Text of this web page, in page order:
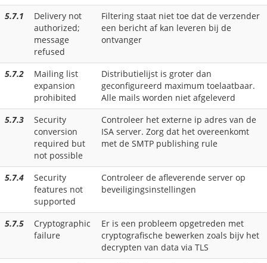
5.7.1
Delivery not
authorized;
message
refused
Filtering staat niet toe dat de verzender
een bericht af kan leveren bij de
ontvanger
5.7.2
Mailing list
expansion
prohibited
Distributielijst is groter dan
geconfigureerd maximum toelaatbaar.
Alle mails worden niet afgeleverd
5.7.3
Security
conversion
required but
not possible
Controleer het externe ip adres van de
ISA server. Zorg dat het overeenkomt
met de SMTP publishing rule
5.7.4
Security
features not
supported
Controleer de afleverende server op
beveiligingsinstellingen
5.7.5
Cryptographic
failure
Er is een probleem opgetreden met
cryptografische bewerken zoals bijv het
decrypten van data via TLS